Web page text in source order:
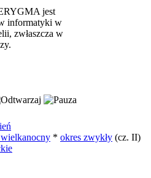
jest
informatyki w
zwłaszcza w
* okres zwykły (cz. II)